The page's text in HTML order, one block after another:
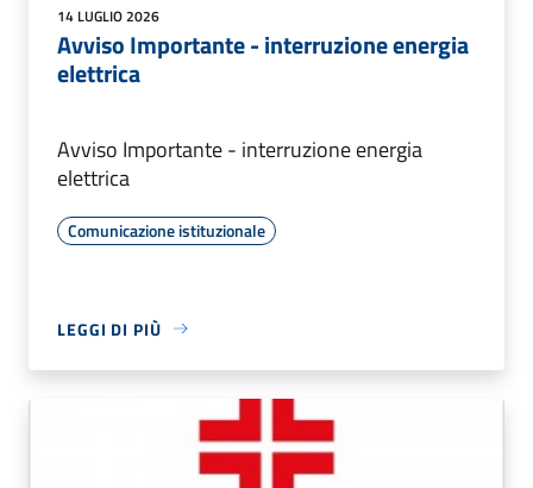
14 LUGLIO 2026
Avviso Importante - interruzione energia
elettrica
Avviso Importante - interruzione energia
elettrica
Comunicazione istituzionale
LEGGI DI PIÙ